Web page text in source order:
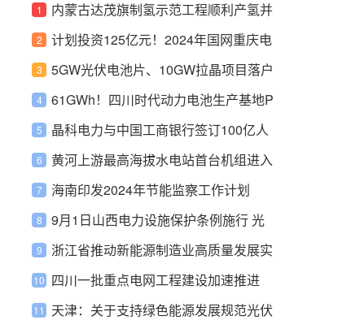
内蒙古达茂旗制氢示范工程顺利产氢并
完成充装
计划投资125亿元！2024年国网重庆电
力全力保障电力有序供应
5GW光伏电池片、10GW拉晶项目落户
内蒙古包头！
61GWh！四川时代动力电池生产基地P
5扩建项目节能报告获批
晶科电力与中国工商银行签订100亿人
民币战略合作协议
黄河上游最高海拔水电站首台机组进入
投产倒计时
海南印发2024年节能监察工作计划
9月1日山西电力设施保护条例施行 光
伏发电设施纳入保护
浙江省推动新能源制造业高质量发展实
施意见出台
四川一批重点电网工程建设加速推进
天津：关于支持绿色能源发展规范光伏